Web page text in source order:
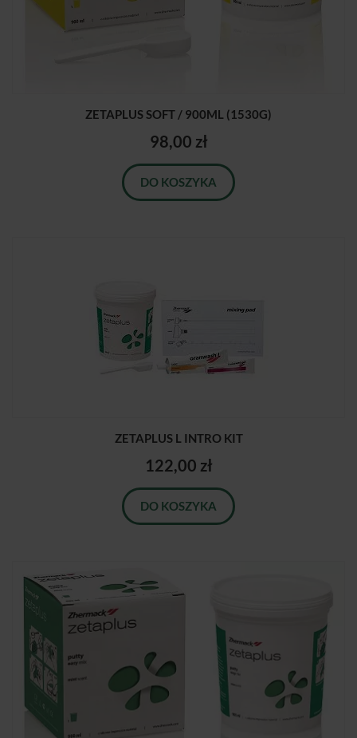
ZETAPLUS SOFT / 900ML (1530G)
98,00 zł
DO KOSZYKA
ZETAPLUS L INTRO KIT
122,00 zł
DO KOSZYKA